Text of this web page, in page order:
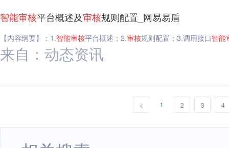
智能审核平台概述及审核规则配置_网易易盾
【内容纲要】：1.智能审核平台概述；2.审核规则配置；3.调用接口智能
来自：动态资讯
< 1 2 3 4